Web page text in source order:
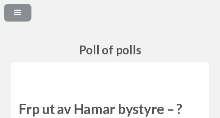
Poll of polls
Frp ut av Hamar bystyre – ?